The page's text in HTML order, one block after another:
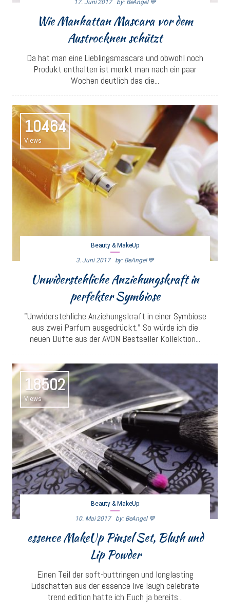
17. Juni 2017 By: BeAngel 💙
Wie Manhattan Mascara vor dem
Austrocknen schützt
Da hat man eine Lieblingsmascara und obwohl noch
Produkt enthalten ist merkt man nach ein paar
Wochen deutlich das die...
10464
Views
Beauty & MakeUp
3. Juni 2017 By: BeAngel 💙
Unwiderstehliche Anziehungskraft in
perfekter Symbiose
"Unwiderstehliche Anziehungskraft in einer Symbiose
aus zwei Parfum ausgedrückt." So würde ich die
neuen Düfte aus der AVON Bestseller Kollektion...
18502
Views
Beauty & MakeUp
10. Mai 2017 By: BeAngel 💙
essence MakeUp Pinsel Set, Blush und
Lip Powder
Einen Teil der soft-buttringen und longlasting
Lidschatten aus der essence live laugh celebrate
trend edition hatte ich Euch ja bereits...